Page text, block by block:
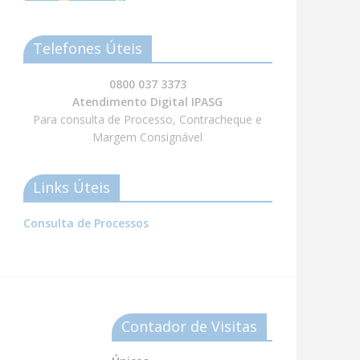
Telefones Úteis
0800 037 3373
Atendimento Digital IPASG
Para consulta de Processo, Contracheque e
Margem Consignável
Links Úteis
Consulta de Processos
Contador de Visitas